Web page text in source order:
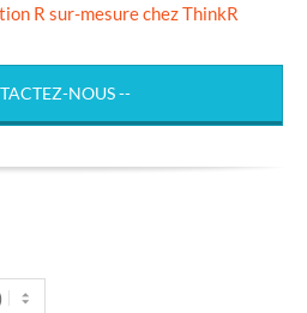
R sur-mesure chez ThinkR
NOUS --